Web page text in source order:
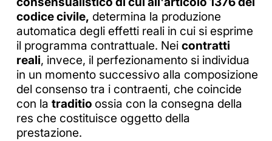
codice civile, determina la produzione
automatica degli effetti reali in cui si esprime
il programma contrattuale. Nei contratti
reali, invece, il perfezionamento si individua
in un momento successivo alla composizione
del consenso tra i contraenti, che coincide
con la traditio ossia con la consegna della
res che costituisce oggetto della
prestazione.